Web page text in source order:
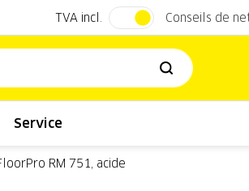
Conseils de
Service
TVA incl.
RM 751, acide